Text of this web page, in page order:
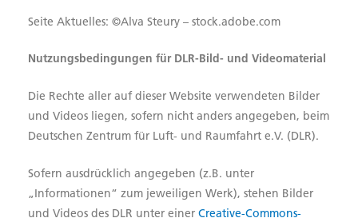
Seite Aktuelles: ©Alva Steury – stock.adobe.com
Nutzungsbedingungen für DLR-Bild- und Videomaterial
Die Rechte aller auf dieser Website verwendeten Bilder
und Videos liegen, sofern nicht anders angegeben, beim
Deutschen Zentrum für Luft- und Raumfahrt e.V. (DLR).
Sofern ausdrücklich angegeben (z.B. unter
„Informationen“ zum jeweiligen Werk), stehen Bilder
und Videos des DLR unter einer Creative-Commons-